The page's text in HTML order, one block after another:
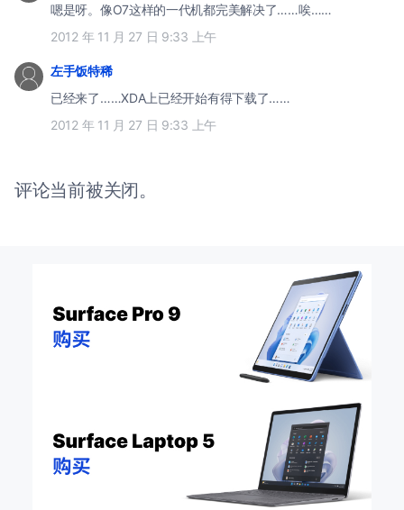
嗯是呀。像O7这样的一代机都完美解决了……唉……
2012 年 11 月 27 日 9:33 上午
左手饭特稀
已经来了……XDA上已经开始有得下载了……
2012 年 11 月 27 日 9:33 上午
评论当前被关闭。